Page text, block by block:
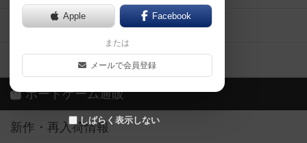
Apple Facebook
または
メールで会員登録
しばらく表示しない
ボードゲーム業界コラム
ボドゲーマご利用案内
ボードゲーム通販
新作・再入荷情報